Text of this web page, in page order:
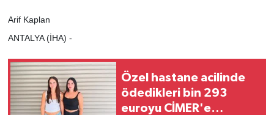
Arif Kaplan
ANTALYA (İHA) -
Özel hastane acilinde
ödedikleri bin 293
euroyu CİMER'e